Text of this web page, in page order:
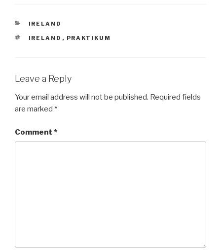
CATEGORIES
IRELAND
TAGS
IRELAND , PRAKTIKUM
Leave a Reply
Your email address will not be published. Required fields
are marked *
Comment *